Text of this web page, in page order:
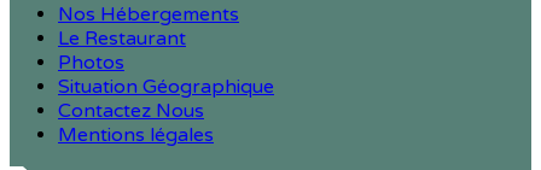
Nos Hébergements
Le Restaurant
Photos
Situation Géographique
Contactez Nous
Mentions légales